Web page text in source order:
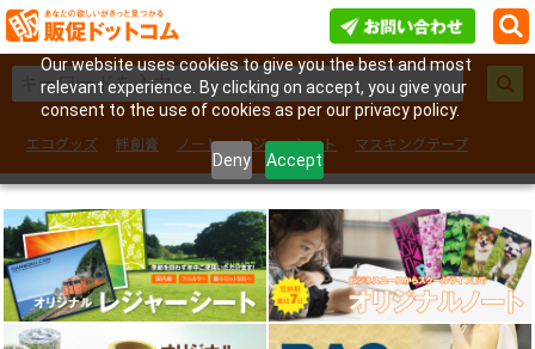
Our website uses cookies to give you the best and most
relevant experience. By clicking on accept, you give your
consent to the use of cookies as per our privacy policy.
Deny Accept
エコグッズ 絆創膏 ノート レジャーシート
マスキングテープ
フェイスシール